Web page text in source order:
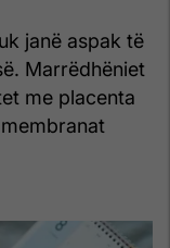
janë aspak të
Marrëdhëniet
me placenta